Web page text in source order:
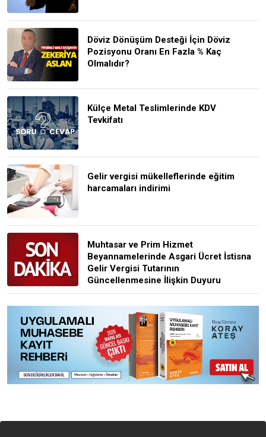
Döviz Dönüşüm Desteği İçin Döviz
Pozisyonu Oranı En Fazla % Kaç
Olmalıdır?
Külçe Metal Teslimlerinde KDV
Tevkifatı
Gelir vergisi mükelleflerinde eğitim
harcamaları indirimi
Muhtasar ve Prim Hizmet
Beyannamelerinde Asgari Ücret İstisna
Gelir Vergisi Tutarının
Güncellenmesine İlişkin Duyuru